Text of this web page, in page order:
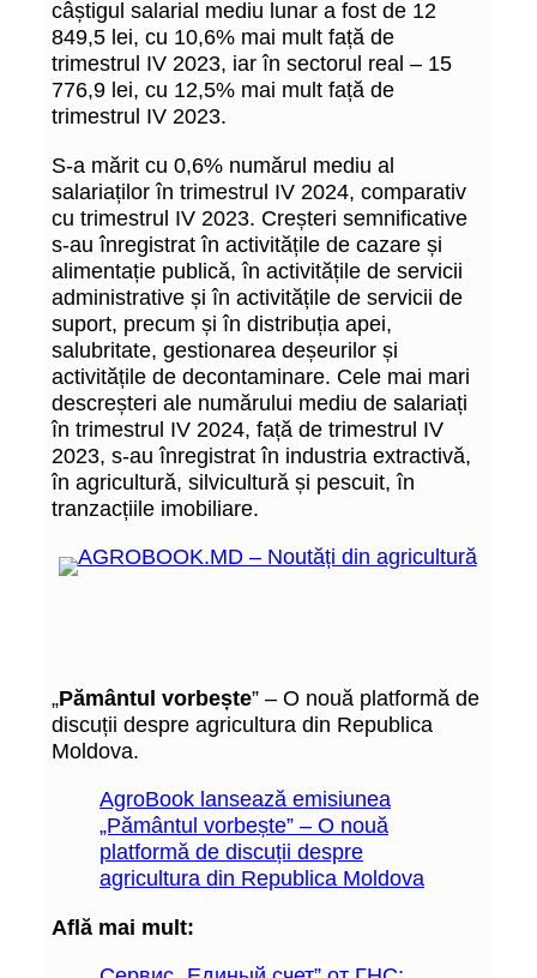
câștigul salarial mediu lunar a fost de 12
849,5 lei, cu 10,6% mai mult față de
trimestrul IV 2023, iar în sectorul real – 15
776,9 lei, cu 12,5% mai mult față de
trimestrul IV 2023.
S-a mărit cu 0,6% numărul mediu al
salariaților în trimestrul IV 2024, comparativ
cu trimestrul IV 2023. Creșteri semnificative
s-au înregistrat în activitățile de cazare și
alimentație publică, în activitățile de servicii
administrative și în activitățile de servicii de
suport, precum și în distribuția apei,
salubritate, gestionarea deșeurilor și
activitățile de decontaminare. Cele mai mari
descreșteri ale numărului mediu de salariați
în trimestrul IV 2024, față de trimestrul IV
2023, s-au înregistrat în industria extractivă,
în agricultură, silvicultură și pescuit, în
tranzacțiile imobiliare.
„Pământul vorbește” – O nouă platformă de
discuții despre agricultura din Republica
Moldova.
AgroBook lansează emisiunea
„Pământul vorbește” – O nouă
platformă de discuții despre
agricultura din Republica Moldova
Află mai mult: